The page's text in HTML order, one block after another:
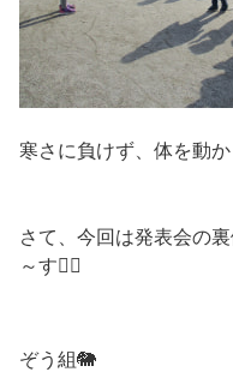
寒さに負けず、体を動
さて、今回は発表会の
～す🙋‍♀️
ぞう組🐘